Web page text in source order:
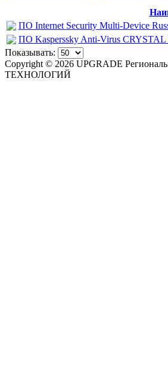
ПО Internet Security Multi-Device
ПО Kasperssky Anti-Virus CRYSTAL
Показывать:
Copyright © 2026 UPGRADE
ТЕХНОЛОГИЙ